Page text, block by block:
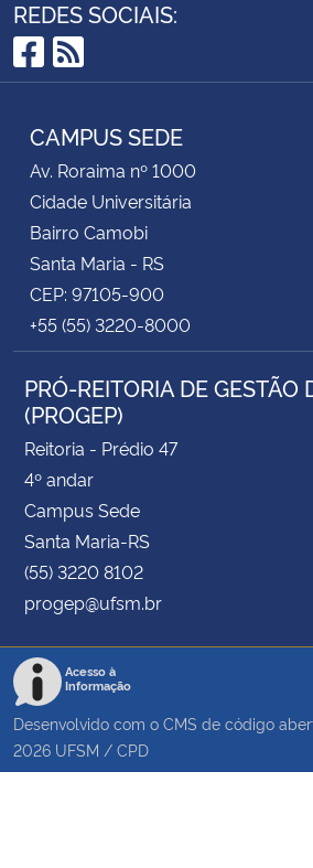
REDES SOCIAIS:
Facebook
RSS
CAMPUS SEDE
Av. Roraima nº 1000
Cidade Universitária
Bairro Camobi
Santa Maria - RS
CEP: 97105-900
+55 (55) 3220-8000
PRÓ-REITORIA DE GESTÃO
(PROGEP)
Reitoria - Prédio 47
4º andar
Campus Sede
Santa Maria-RS
(55) 3220 8102
progep@ufsm.br
Acesso à
Informação
Desenvolvido com o CMS de código
2026 UFSM / CPD